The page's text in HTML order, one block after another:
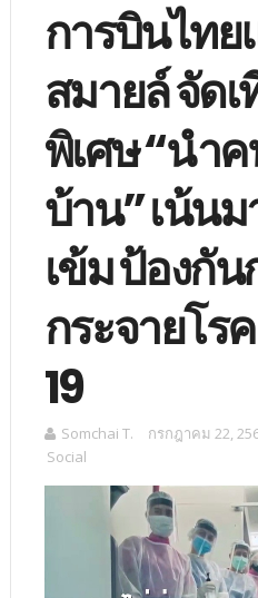
การบินไทย
สมายล์ จัด
พิเศษ “นำ
บ้าน” เน้น
เข้ม ป้องกั
กระจายโร
19
Somchai T. กรกฎาคม 22,
Social